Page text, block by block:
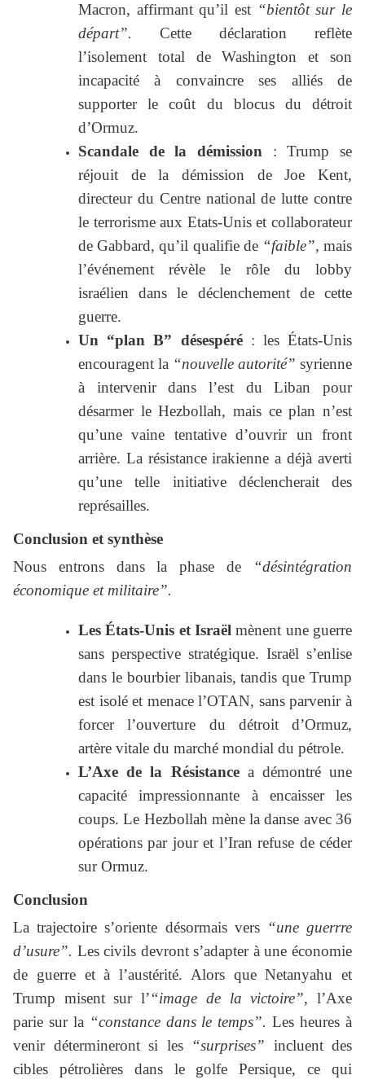
Macron, affirmant qu’il est “bientôt sur le
départ”. Cette déclaration reflète
l’isolement total de Washington et son
incapacité à convaincre ses alliés de
supporter le coût du blocus du détroit
d’Ormuz.
Scandale de la démission : Trump se
réjouit de la démission de Joe Kent,
directeur du Centre national de lutte contre
le terrorisme aux Etats-Unis et collaborateur
de Gabbard, qu’il qualifie de “faible”, mais
l’événement révèle le rôle du lobby
israélien dans le déclenchement de cette
guerre.
Un “plan B” désespéré: les États-Unis
encouragent la “nouvelle autorité” syrienne
à intervenir dans l’est du Liban pour
désarmer le Hezbollah, mais ce plan n’est
qu’une vaine tentative d’ouvrir un front
arrière. La résistance irakienne a déjà averti
qu’une telle initiative déclencherait des
représailles.
Conclusion et synthèse
Nous entrons dans la phase de “désintégration
économique et militaire”.
Les États-Unis et Israëlmènent une guerre
sans perspective stratégique. Israël s’enlise
dans le bourbier libanais, tandis que Trump
est isolé et menace l’OTAN, sans parvenir à
forcer l’ouverture du détroit d’Ormuz,
artère vitale du marché mondial du pétrole.
L’Axe de la Résistancea démontré une
capacité impressionnante à encaisser les
coups. Le Hezbollah mène la danse avec 36
opérations par jour et l’Iran refuse de céder
sur Ormuz.
Conclusion
La trajectoire s’oriente désormais vers “une guerrre
d’usure”. Les civils devront s’adapter à une économie
de guerre et à l’austérité. Alors que Netanyahu et
Trump misent sur l’“image de la victoire”, l’Axe
parie sur la “constance dans le temps”. Les heures à
venir détermineront si les “surprises” incluent des
cibles pétrolières dans le golfe Persique, ce qui